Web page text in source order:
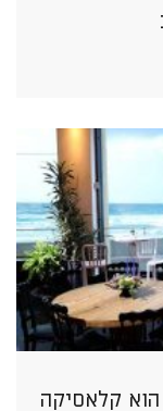
קלאסיקה